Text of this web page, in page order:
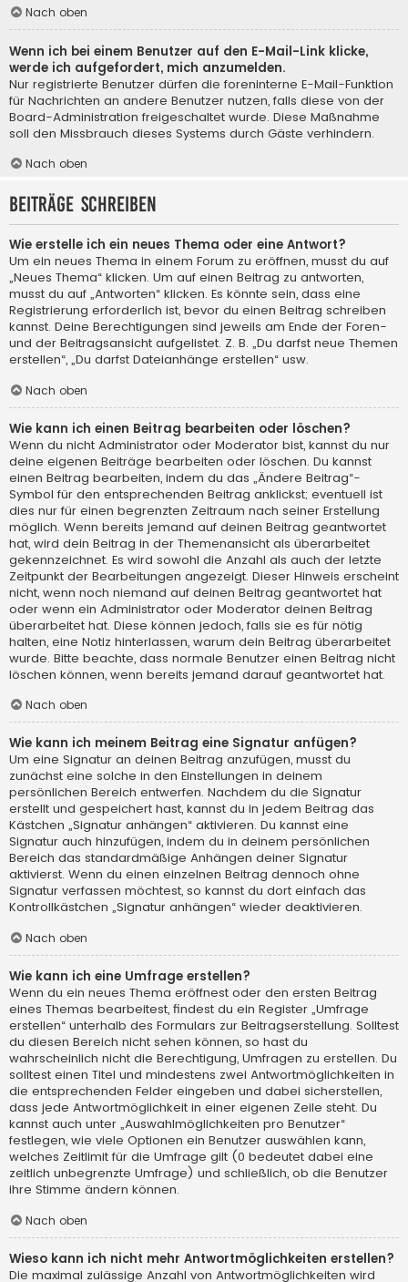
Nach oben
Wenn ich bei einem Benutzer auf den E-Mail-Link klicke,
werde ich aufgefordert, mich anzumelden.
Nur registrierte Benutzer dürfen die foreninterne E-Mail-Funktion
für Nachrichten an andere Benutzer nutzen, falls diese von der
Board-Administration freigeschaltet wurde. Diese Maßnahme
soll den Missbrauch dieses Systems durch Gäste verhindern.
Nach oben
Beiträge schreiben
Wie erstelle ich ein neues Thema oder eine Antwort?
Um ein neues Thema in einem Forum zu eröffnen, musst du auf
„Neues Thema“ klicken. Um auf einen Beitrag zu antworten,
musst du auf „Antworten“ klicken. Es könnte sein, dass eine
Registrierung erforderlich ist, bevor du einen Beitrag schreiben
kannst. Deine Berechtigungen sind jeweils am Ende der Foren-
und der Beitragsansicht aufgelistet. Z. B. „Du darfst neue Themen
erstellen“, „Du darfst Dateianhänge erstellen“ usw.
Nach oben
Wie kann ich einen Beitrag bearbeiten oder löschen?
Wenn du nicht Administrator oder Moderator bist, kannst du nur
deine eigenen Beiträge bearbeiten oder löschen. Du kannst
einen Beitrag bearbeiten, indem du das „Ändere Beitrag“-
Symbol für den entsprechenden Beitrag anklickst; eventuell ist
dies nur für einen begrenzten Zeitraum nach seiner Erstellung
möglich. Wenn bereits jemand auf deinen Beitrag geantwortet
hat, wird dein Beitrag in der Themenansicht als überarbeitet
gekennzeichnet. Es wird sowohl die Anzahl als auch der letzte
Zeitpunkt der Bearbeitungen angezeigt. Dieser Hinweis erscheint
nicht, wenn noch niemand auf deinen Beitrag geantwortet hat
oder wenn ein Administrator oder Moderator deinen Beitrag
überarbeitet hat. Diese können jedoch, falls sie es für nötig
halten, eine Notiz hinterlassen, warum dein Beitrag überarbeitet
wurde. Bitte beachte, dass normale Benutzer einen Beitrag nicht
löschen können, wenn bereits jemand darauf geantwortet hat.
Nach oben
Wie kann ich meinem Beitrag eine Signatur anfügen?
Um eine Signatur an deinen Beitrag anzufügen, musst du
zunächst eine solche in den Einstellungen in deinem
persönlichen Bereich entwerfen. Nachdem du die Signatur
erstellt und gespeichert hast, kannst du in jedem Beitrag das
Kästchen „Signatur anhängen“ aktivieren. Du kannst eine
Signatur auch hinzufügen, indem du in deinem persönlichen
Bereich das standardmäßige Anhängen deiner Signatur
aktivierst. Wenn du einen einzelnen Beitrag dennoch ohne
Signatur verfassen möchtest, so kannst du dort einfach das
Kontrollkästchen „Signatur anhängen“ wieder deaktivieren.
Nach oben
Wie kann ich eine Umfrage erstellen?
Wenn du ein neues Thema eröffnest oder den ersten Beitrag
eines Themas bearbeitest, findest du ein Register „Umfrage
erstellen“ unterhalb des Formulars zur Beitragserstellung. Solltest
du diesen Bereich nicht sehen können, so hast du
wahrscheinlich nicht die Berechtigung, Umfragen zu erstellen. Du
solltest einen Titel und mindestens zwei Antwortmöglichkeiten in
die entsprechenden Felder eingeben und dabei sicherstellen,
dass jede Antwortmöglichkeit in einer eigenen Zeile steht. Du
kannst auch unter „Auswahlmöglichkeiten pro Benutzer“
festlegen, wie viele Optionen ein Benutzer auswählen kann,
welches Zeitlimit für die Umfrage gilt (0 bedeutet dabei eine
zeitlich unbegrenzte Umfrage) und schließlich, ob die Benutzer
ihre Stimme ändern können.
Nach oben
Wieso kann ich nicht mehr Antwortmöglichkeiten erstellen?
Die maximal zulässige Anzahl von Antwortmöglichkeiten wird